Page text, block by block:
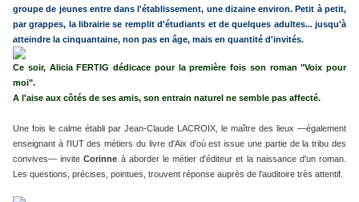
groupe de jeunes entre dans l'établissement, une dizaine environ. Petit à petit,
par grappes, la librairie se remplit d'étudiants et de quelques adultes... jusqu'à
atteindre la cinquantaine, non pas en âge, mais en quantité d'invités.
Ce soir, Alicia FERTIG dédicace pour la première fois son roman "Voix pour
moi".
A l'aise aux côtés de ses amis, son entrain naturel ne semble pas affecté.
Une fois le calme établi par Jean-Claude LACROIX, le maître des lieux —également
enseignant à l'IUT des métiers du livre d'Aix d'où est issue une partie de la tribu des
convives— inviteCorinne à aborder le métier d'éditeur et la naissance d'un roman.
Les questions, précises, pointues, trouvent réponse auprès de l'auditoire très attentif.